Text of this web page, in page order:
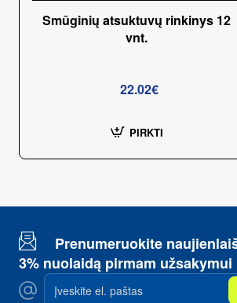
Smūginių atsuktuvų rinkinys 12
vnt.
22.02€
PIRKTI
Prenumeruokite
3% nuolaidą pirmam užsakymui
Įveskite
el.